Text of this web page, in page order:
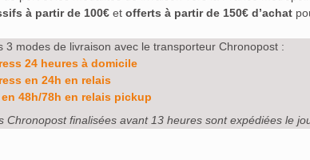
à partir de 100€ et offerts à partir de 150€ d’achat
3 modes de livraison avec le transporteur Chronopost :
24 heures à domicile
en 24h en relais
48h/78h en relais pickup
Chronopost finalisées avant 13 heures sont expédiées le